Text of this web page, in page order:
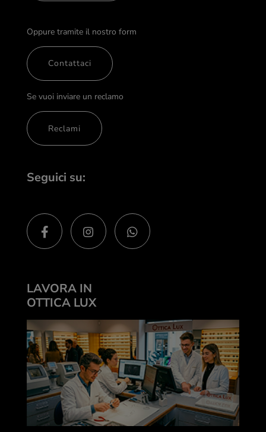
Oppure tramite il nostro form
Contattaci
Se vuoi inviare un reclamo
Reclami
Seguici su:
LAVORA IN
OTTICA LUX